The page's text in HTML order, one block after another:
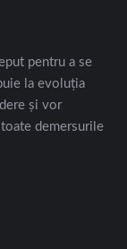
pentru a se
la evoluția
și vor
demersurile